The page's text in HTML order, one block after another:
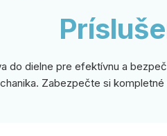
do dielne pre efektívnu a
Zabezpečte si